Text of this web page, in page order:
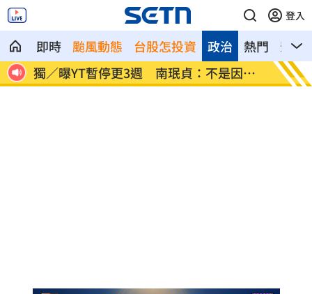
登入
即時 颱風動態 台股怎投資 熱門 影音
政治
獨／曝YT暫停更3週 南珉貞：不是因為
錢
李李
傻